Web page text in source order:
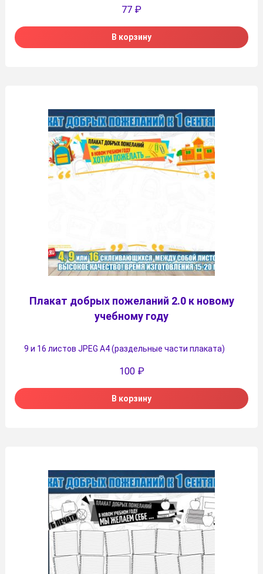
77 ₽
В корзину
Плакат добрых пожеланий 2.0 к новому
учебному году
9 и 16 листов JPEG А4 (раздельные части плаката)
100 ₽
В корзину